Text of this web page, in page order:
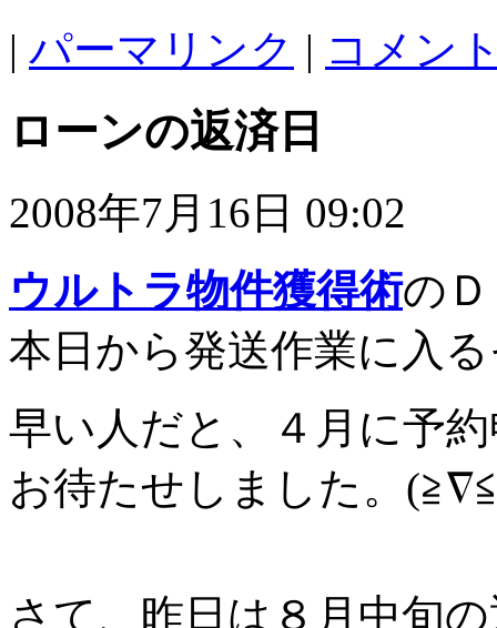
| パーマリンク | コメン
ローンの返済日
2008年7月16日 09:02
ウルトラ物件獲得術の
本日から発送作業に入
早い人だと、４月に予
お待たせしました。
さて、昨日は８月中旬